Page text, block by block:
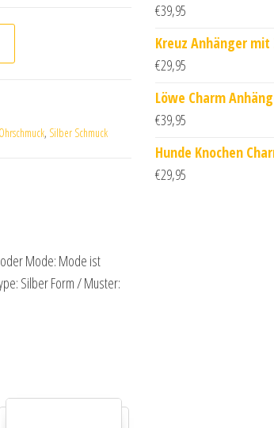
bestückt 925 Silber Menge
, Silber Schmuck
oder Mode: Mode ist
Silber Form / Muster:
€39,95
Kreuz Anhänger
€29,95
Löwe Charm
€39,95
Hunde Knochen
€29,95